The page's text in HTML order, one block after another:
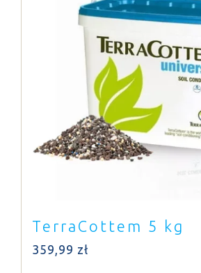
TerraCottem 5 kg
359,99 zł